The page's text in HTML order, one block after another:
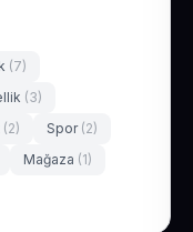
(7)
(3)
(2) Spor (2)
Mağaza (1)